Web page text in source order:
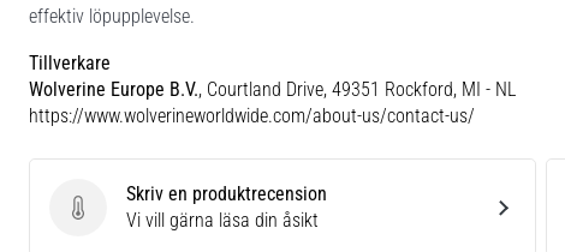
effektiv löpupplevelse.
Tillverkare
Wolverine Europe B.V., Courtland Drive, 49351 Rockford, MI - NL
https://www.wolverineworldwide.com/about-us/contact-us/
Skriv en produktrecension
Skriv en produktrecension
Vi vill gärna läsa din åsikt